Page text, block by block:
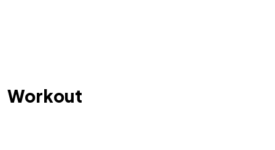
Workout